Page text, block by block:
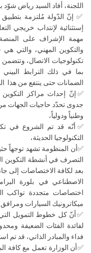
اللجنة، أفاد السيد رياض شوّد
إستثنائية لإنتداب خريجي
مهمة الإشراف على المنصة
والتكوين المهني، والتي
تكنولوجيات الاتصال،
بما في ذلك الترابط البيني
الضمانات حتى ينتفع من هذا
✅إنّ إحداث مراكز
جدوى تحدّد حاجيات الجهات من
وطنياً ودولياً،
✅أنّه قد تم الشروع في
التكنولوجيا الحديثة،
✅أن المنظومة تشهد توجهاً
التصرف في أنشطة التكوين
بعد لكافة الاختصاصات إلى
الاصطناعي في بلورة
اختصاصات متجددة تواكب
ميكاترونيك السيارات ومرافق
لفائدة الفئات الضعيفة
فداء والمبادر الذاتي، قد تم
✅أن الوزارة تعمل مع كافة